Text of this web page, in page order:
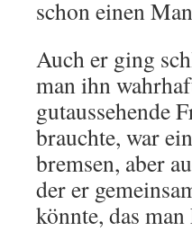
schon einen
Auch er ging
man ihn
gutaussehende
brauchte, war
bremsen, aber
der er
könnte, das